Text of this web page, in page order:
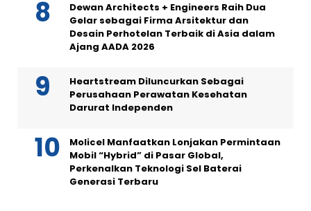
Dewan Architects + Engineers Raih Dua
Gelar sebagai Firma Arsitektur dan
Desain Perhotelan Terbaik di Asia dalam
Ajang AADA 2026
Heartstream Diluncurkan Sebagai
Perusahaan Perawatan Kesehatan
Darurat Independen
Molicel Manfaatkan Lonjakan Permintaan
Mobil “Hybrid” di Pasar Global,
Perkenalkan Teknologi Sel Baterai
Generasi Terbaru